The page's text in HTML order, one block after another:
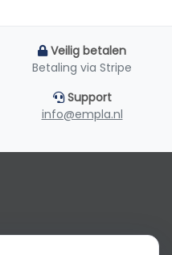
Veilig betalen
Betaling via Stripe
Support
info@empla.nl